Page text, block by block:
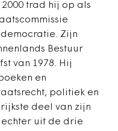
trad hij op als
Zijn
Bestuur
van 1978. Hij
en
politiek en
deel van zijn
uit de drie